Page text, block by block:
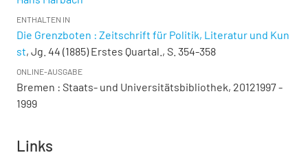
ENTHALTEN IN
Die Grenzboten : Zeitschrift für Politik, Literatur und Kun
st, Jg. 44 (1885) Erstes Quartal., S. 354-358
ONLINE-AUSGABE
Bremen : Staats- und Universitätsbibliothek, 20121997 -
1999
Links